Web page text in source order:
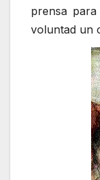
prensa
voluntad un